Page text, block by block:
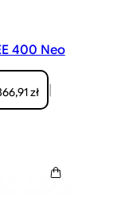
400 Neo
zł |